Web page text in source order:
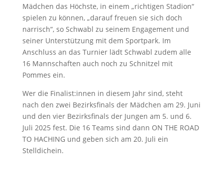
Mädchen das Höchste, in einem „richtigen Stadion“
spielen zu können, „darauf freuen sie sich doch
narrisch“, so Schwabl zu seinem Engagement und
seiner Unterstützung mit dem Sportpark. Im
Anschluss an das Turnier lädt Schwabl zudem alle
16 Mannschaften auch noch zu Schnitzel mit
Pommes ein.
Wer die Finalist:innen in diesem Jahr sind, steht
nach den zwei Bezirksfinals der Mädchen am 29. Juni
und den vier Bezirksfinals der Jungen am 5. und 6.
Juli 2025 fest. Die 16 Teams sind dann ON THE ROAD
TO HACHING und geben sich am 20. Juli ein
Stelldichein.